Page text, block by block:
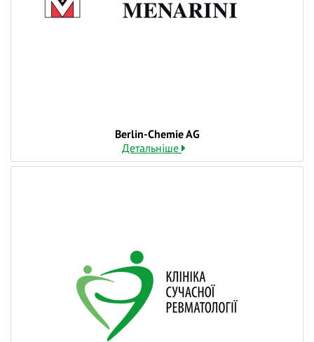
коментарях і ми відповімо на них у ході трансляції.
Berlin-Chemie AG
Детальніше